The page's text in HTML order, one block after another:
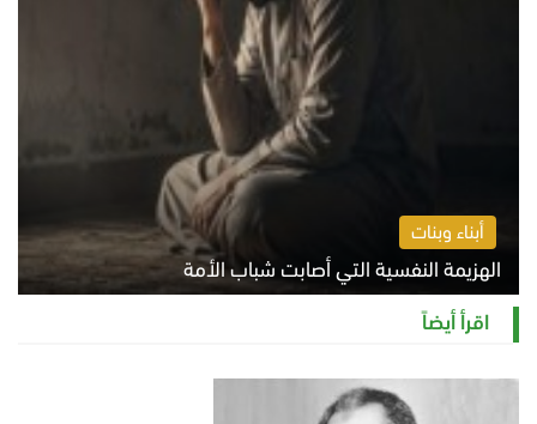
أبناء وبنات
الهزيمة النفسية التي أصابت شباب الأمة
الخميس 6 أغسطس 2026 11:12 ص
اقرأ أيضاً